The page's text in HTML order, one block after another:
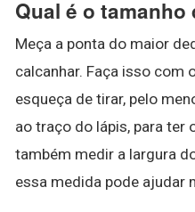
Qual é o tamanho
Meça a ponta do maior
calcanhar. Faça isso com
esqueça de tirar, pelo
ao traço do lápis, para ter
também medir a largura
essa medida pode ajudar